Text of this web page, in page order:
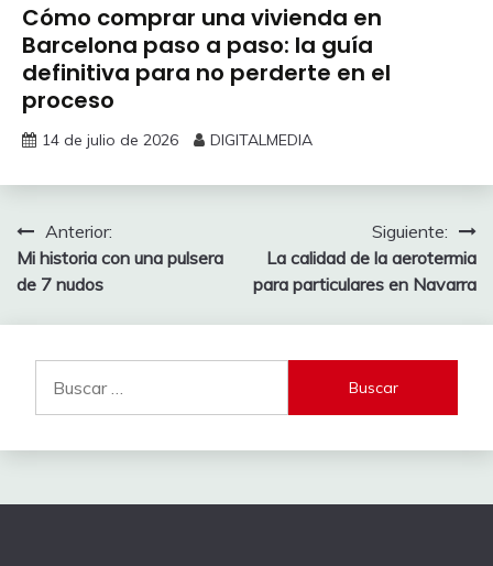
Cómo comprar una vivienda en
Barcelona paso a paso: la guía
definitiva para no perderte en el
proceso
14 de julio de 2026 DIGITALMEDIA
Navegación
de
entradas
Anterior:
Mi historia con una pulsera
de 7 nudos
Siguiente:
La calidad de la aerotermia
para particulares en Navarra